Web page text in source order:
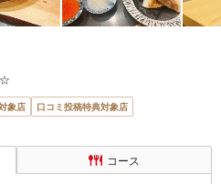
☆
象店
口コミ投稿特典対象店
コース